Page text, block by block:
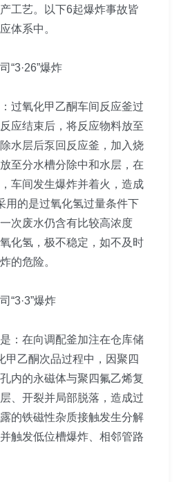
工艺。以下6起爆炸事故皆
体系中。
“3·26”爆炸
过氧化甲乙酮车间反应釜过
应结束后，将反应物料放至
水层后泵回反应釜，加入烧
至分水槽分除中和水层，在
车间发生爆炸并着火，造成
用的是过氧化氢过量条件下
次废水仍含有比较高浓度
化氢，极不稳定，如不及时
的危险。
“3·3”爆炸
：在向调配釜加注在仓库储
甲乙酮次品过程中，因聚四
内的永磁体与聚四氟乙烯复
、开裂并局部脱落，造成过
的铁磁性杂质接触发生分解
触发低位槽爆炸、相邻管路